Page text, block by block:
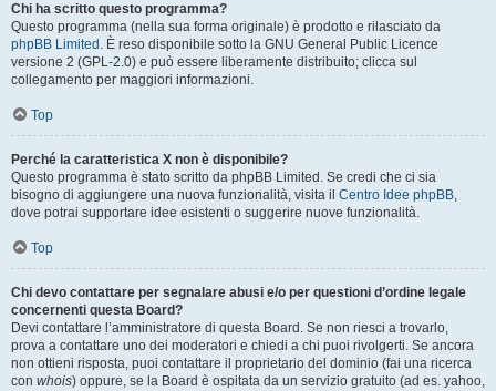
Chi ha scritto questo programma?
Questo programma (nella sua forma originale) è prodotto e rilasciato da
phpBB Limited . È reso disponibile sotto la GNU General Public Licence
versione 2 (GPL-2.0) e può essere liberamente distribuito; clicca sul
collegamento per maggiori informazioni.
Top
Perché la caratteristica X non è disponibile?
Questo programma è stato scritto da phpBB Limited. Se credi che ci sia
bisogno di aggiungere una nuova funzionalità, visita il Centro Idee phpBB,
dove potrai supportare idee esistenti o suggerire nuove funzionalità.
Top
Chi devo contattare per segnalare abusi e/o per questioni d’ordine legale
concernenti questa Board?
Devi contattare l’amministratore di questa Board. Se non riesci a trovarlo,
prova a contattare uno dei moderatori e chiedi a chi puoi rivolgerti. Se ancora
non ottieni risposta, puoi contattare il proprietario del dominio (fai una ricerca
con whois) oppure, se la Board è ospitata da un servizio gratuito (ad es. yahoo,